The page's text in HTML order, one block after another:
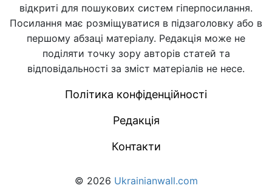
відкриті для пошукових систем гіперпосилання.
Посилання має розміщуватися в підзаголовку або в
першому абзаці матеріалу. Редакція може не
поділяти точку зору авторів статей та
відповідальності за зміст матеріалів не несе.
Політика конфіденційності
Редакція
Контакти
© 2026 Ukrainianwall.com